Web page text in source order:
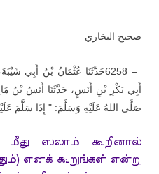
صحيح البخاري
6258 –حَدَّثَنَا عُثْمَانُ بْنُ أَبِي
أَبِي بَكْرِ بْنِ أَنَسٍ، حَدَّثَنَا أَنَسُ بْنُ
صَلَّى اللهُ عَلَيْهِ وَسَلَّمَ: " إِذَا سَلَّمَ
ஸலாம் கூறினால்
எனக் கூறுங்கள் என்று